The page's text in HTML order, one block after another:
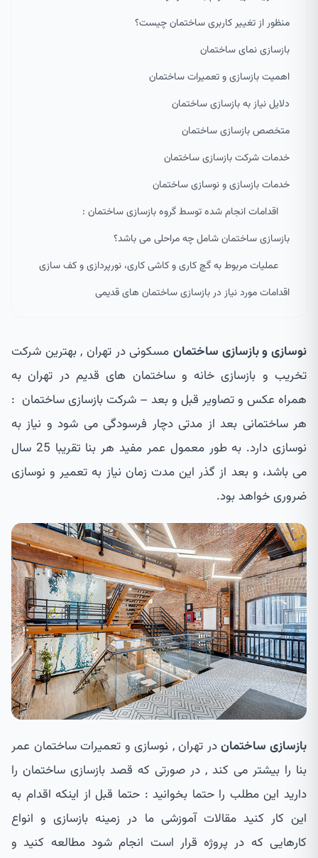
منظور از تغییر کاربری ساختمان چیست؟
بازسازی نمای ساختمان
اهمیت بازسازی و تعمیرات ساختمان
دلایل نیاز به بازسازی ساختمان
متخصص بازسازی ساختمان
خدمات شرکت بازسازی ساختمان
خدمات بازسازی و نوسازی ساختمان
اقدامات انجام شده توسط گروه بازسازی ساختمان :
بازسازی ساختمان شامل چه مراحلی می باشد؟
عملیات مربوط به گچ کاری و کاشی کاری، نورپردازی و کف سازی
اقدامات مورد نیاز در بازسازی ساختمان های قدیمی
نوسازی و بازسازی ساختمان مسکونی در تهران , بهترین شرکت
تخریب و بازسازی خانه و ساختمان های قدیم در تهران به
همراه عکس و تصاویر قبل و بعد – شرکت بازسازی ساختمان :
هر ساختمانی بعد از مدتی دچار فرسودگی می شود و نیاز به
نوسازی دارد. به طور معمول عمر مفید هر بنا تقریبا 25 سال
می باشد، و بعد از گذر این مدت زمان نیاز به تعمیر و نوسازی
ضروری خواهد بود.
بازسازی ساختماندر تهران , نوسازی و تعمیرات ساختمان عمر
بنا را بیشتر می کند , در صورتی که قصد بازسازی ساختمان را
دارید این مطلب را حتما بخوانید : حتما قبل از اینکه اقدام به
این کار کنید مقالات آموزشی ما در زمینه بازسازی و انواع
کارهایی که در پروژه قرار است انجام شود مطالعه کنید و